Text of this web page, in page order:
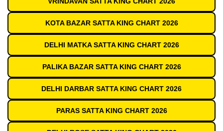
KOTA BAZAR SATTA KING CHART 2026
DELHI MATKA SATTA KING CHART 2026
PALIKA BAZAR SATTA KING CHART 2026
DELHI DARBAR SATTA KING CHART 2026
PARAS SATTA KING CHART 2026